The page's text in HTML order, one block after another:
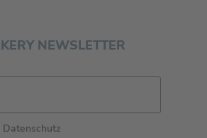
NEWSLETTER